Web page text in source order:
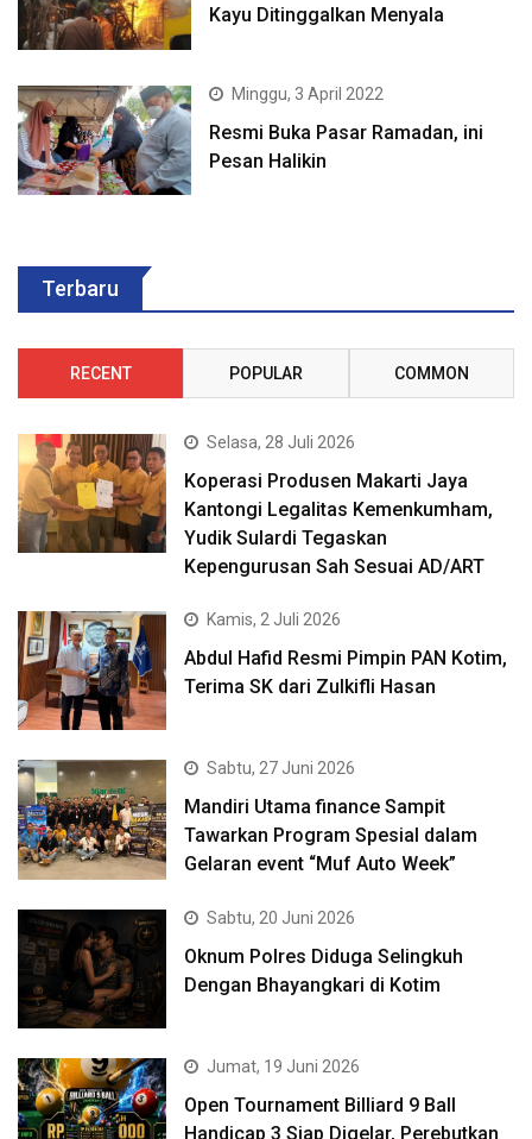
Kayu Ditinggalkan Menyala
Minggu, 3 April 2022
Resmi Buka Pasar Ramadan, ini
Pesan Halikin
Terbaru
RECENT POPULAR COMMON
Selasa, 28 Juli 2026
Koperasi Produsen Makarti Jaya
Kantongi Legalitas Kemenkumham,
Yudik Sulardi Tegaskan
Kepengurusan Sah Sesuai AD/ART
Kamis, 2 Juli 2026
Abdul Hafid Resmi Pimpin PAN Kotim,
Terima SK dari Zulkifli Hasan
Sabtu, 27 Juni 2026
Mandiri Utama finance Sampit
Tawarkan Program Spesial dalam
Gelaran event “Muf Auto Week”
Sabtu, 20 Juni 2026
Oknum Polres Diduga Selingkuh
Dengan Bhayangkari di Kotim
Jumat, 19 Juni 2026
Open Tournament Billiard 9 Ball
Handicap 3 Siap Digelar, Perebutkan